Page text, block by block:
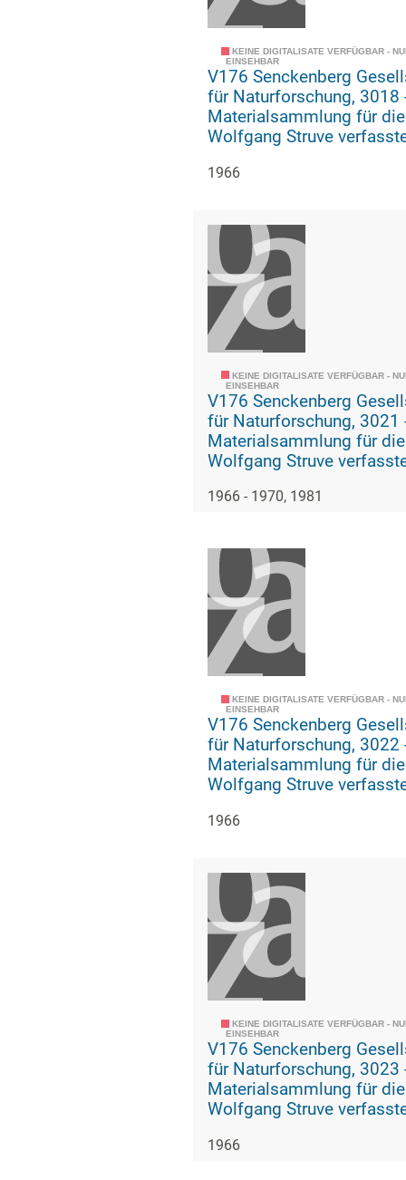
KEINE DIGITALISATE VERFÜGBAR -
EINSEHBAR
V176 Senckenberg
für Naturforschung, 3018 -
Materialsammlung für
Wolfgang Struve
paläozoologischen
1966
KEINE DIGITALISATE VERFÜGBAR -
EINSEHBAR
V176 Senckenberg
für Naturforschung, 3021 -
Materialsammlung für
Wolfgang Struve
paläozoologischen
1966 - 1970, 1981
KEINE DIGITALISATE VERFÜGBAR -
EINSEHBAR
V176 Senckenberg
für Naturforschung, 3022 -
Materialsammlung für
Wolfgang Struve
paläozoologischen
1966
KEINE DIGITALISATE VERFÜGBAR -
EINSEHBAR
V176 Senckenberg
für Naturforschung, 3023 -
Materialsammlung für
Wolfgang Struve
paläozoologischen
1966